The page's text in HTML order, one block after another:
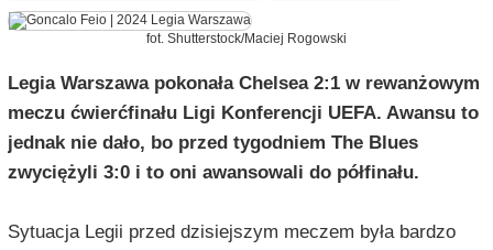
fot. Shutterstock/Maciej Rogowski
Legia Warszawa pokonała Chelsea 2:1 w rewanżowym
meczu ćwierćfinału Ligi Konferencji UEFA. Awansu to
jednak nie dało, bo przed tygodniem The Blues
zwyciężyli 3:0 i to oni awansowali do półfinału.
Sytuacja Legii przed dzisiejszym meczem była bardzo